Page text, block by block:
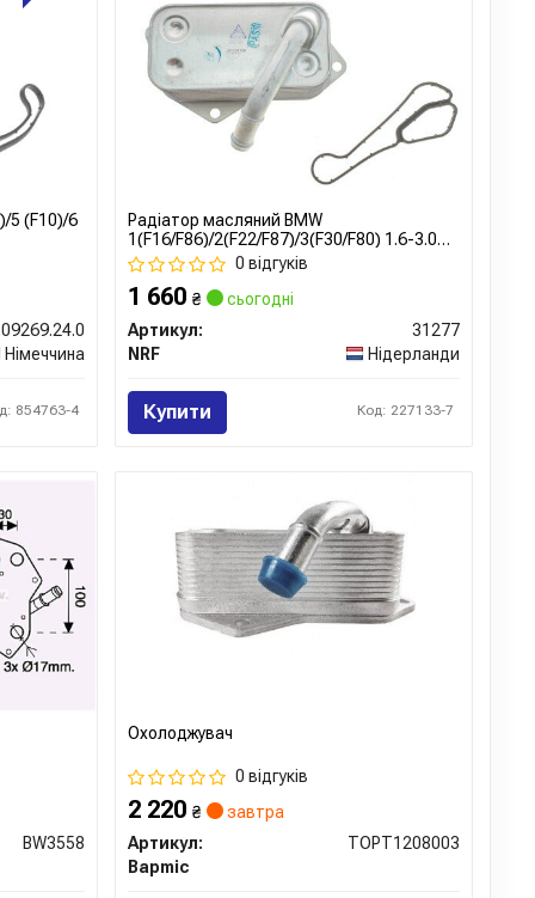
5 (F10)/6
Німеччина
854763-4
Радіатор масляний BMW
1(F16/F86)/2(F22/F87)/3(F30/F80) 1.6-3.0
04-
0 відгуків
1 660₴
сьогодні
Артикул:
31277
NRF
Нідерланди
Купити Код: 227133-7
BW3558
Охолоджувач
0 відгуків
2 220₴
завтра
Артикул:
TOPT1208003
Bapmic